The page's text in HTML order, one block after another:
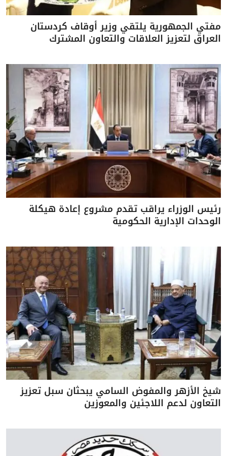
مفتي الجمهورية يلتقي وزير أوقاف كردستان
العراق لتعزيز العلاقات والتعاون المشترك
رئيس الوزراء يراقب تقدم مشروع إعادة هيكلة
الوحدات الإدارية الحكومية
شيخ الأزهر والمفوض السامي يبحثان سبل تعزيز
التعاون لدعم اللاجئين والمعوزين